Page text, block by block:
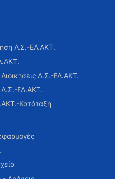
Λ.Σ.-ΕΛ.ΑΚΤ.
Λ.Σ.-ΕΛ.ΑΚΤ.
ΕΛ.ΑΚΤ.
Κατάταξη